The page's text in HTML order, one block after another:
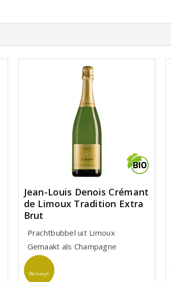
Jean-Louis Denois Crémant
de Limoux Tradition Extra
Brut
Prachtbubbel uit Limoux
Gemaakt als Champagne
Perswijn